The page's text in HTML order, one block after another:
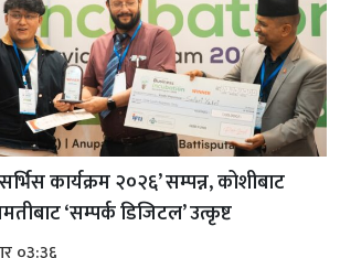
कार्यक्रम २०२६’ सम्पन्न, कोशीबाट
‘सम्पर्क डिजिटल’ उत्कृष्ट